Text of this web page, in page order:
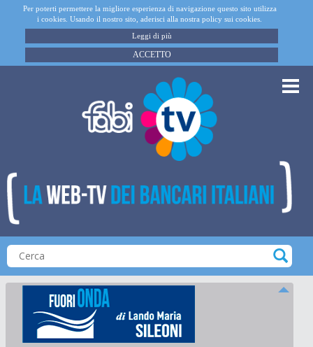
Per poterti permettere la migliore esperienza di navigazione questo sito utilizza
i cookies. Usando il nostro sito, aderisci alla nostra policy sui cookies.
Leggi di più
ACCETTO